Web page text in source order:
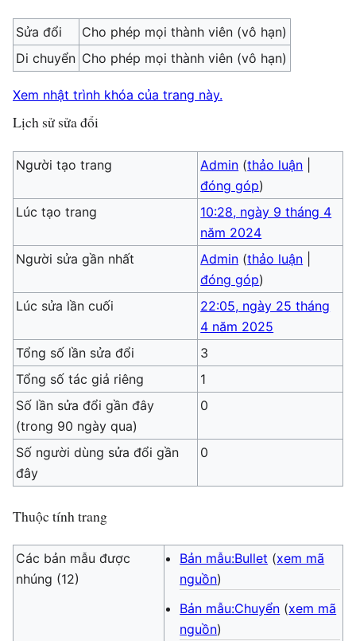
Sửa đổi
Cho phép mọi thành viên (vô hạn)
Di chuyển Cho phép mọi thành viên (vô hạn)
Xem nhật trình khóa của trang này.
Lịch sử sửa đổi
Người tạo trang Admin (thảo luận
đóng góp)
Lúc tạo trang
10:28, ngày 9 tháng 4
năm 2024
Người sửa gần nhất
Admin (thảo luận
đóng góp)
Lúc sửa lần cuối
22:05, ngày 25 tháng
4 năm 2025
Tổng số lần sửa đổi
3
Tổng số tác giả riêng
1
Số lần sửa đổi gần đây
(trong 90 ngày qua)
0
Số người dùng sửa đổi gần
đây
0
Thuộc tính trang
Các bản mẫu được
nhúng (12)
Bản mẫu:Bullet (xem mã
nguồn)
Bản mẫu:Chuyển (xem mã
nguồn)